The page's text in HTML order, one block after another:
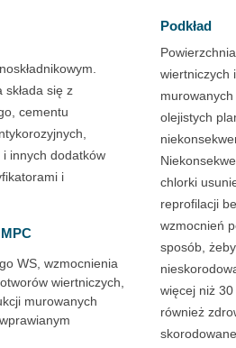
się z
cementu
i innych dodatków
i
WS, wzmocnienia
wiertniczych,
murowanych
Podkład
wiertniczych
olejistych
chlorki
reprofilacji
wzmocnień
sposób,
więcej niż
również